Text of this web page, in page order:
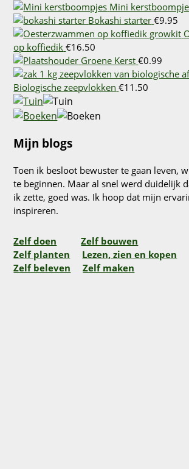
Mini
Bokashi starter €9.95
op koffiedik €16.50
Groene Kerst €0.99
Biologische zeepvlokken €11.50
Mijn blogs
Toen ik besloot bewuster te gaan leven,
te beginnen. Maar al snel werd duidelijk
ik zette, goed was. Ik hoop dat mijn
inspireren.
Zelf doen
Zelf bouwen
Zelf planten
Lezen, zien en kopen
Zelf beleven
Zelf maken